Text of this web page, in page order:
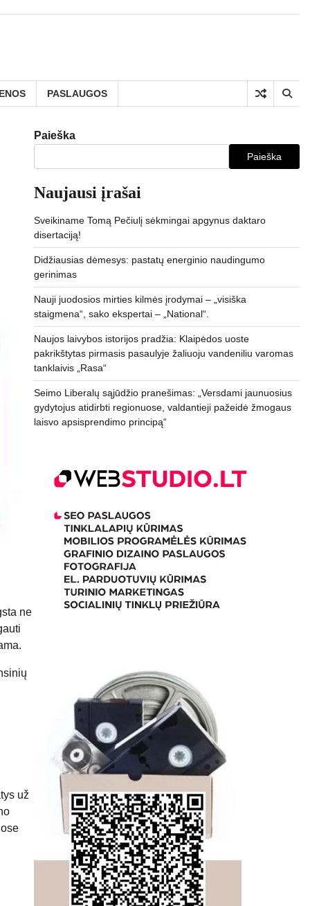
PASLAUGOS
ne
už
Paieška
Paieška
Naujausi įrašai
Sveikiname Tomą Pečiulį sėkmingai apgynus daktaro
disertaciją!
Didžiausias dėmesys: pastatų energinio naudingumo
gerinimas
Nauji juodosios mirties kilmės įrodymai – „visiška
staigmena“, sako ekspertai – „National“.
Naujos laivybos istorijos pradžia: Klaipėdos uoste
pakrikštytas pirmasis pasaulyje žaliuoju vandeniliu varomas
tanklaivis „Rasa“
Seimo Liberalų sąjūdžio pranešimas: „Versdami jaunuosius
gydytojus atidirbti regionuose, valdantieji pažeidė žmogaus
laisvo apsisprendimo principą“